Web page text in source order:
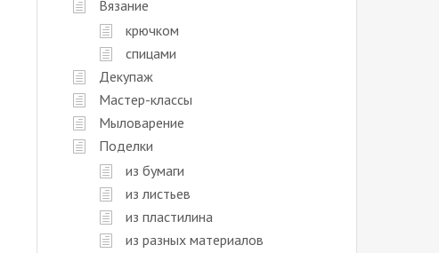
Вязание
крючком
спицами
Декупаж
Мастер-классы
Мыловарение
Поделки
из бумаги
из листьев
из пластилина
из разных материалов